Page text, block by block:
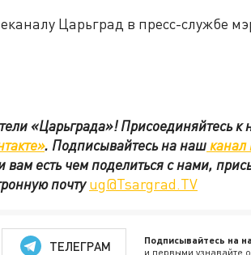
Царьград в пресс-службе
«Царьграда»!Присоединяйтесь к
. Подписывайтесь на нашканал
вам есть чем поделиться с нами,
почтуug@Tsargrad.TV
ТЕЛЕГРАМ Подписывайтесь на
и первыми узнавайте